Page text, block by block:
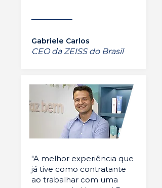
Gabriele Carlos
CEO da ZEISS do Brasil
"A melhor experiência que
já tive como contratante
ao trabalhar com uma